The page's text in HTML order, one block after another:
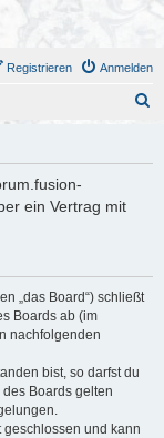
Anmelden
Registrieren
ein Vertrag mit
„das Board“) schließt
Boards ab (im
nachfolgenden
bist, so darfst du
Boards gelten
geschlossen und kann